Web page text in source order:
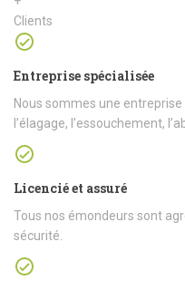
Clients
Entreprise spécialisée
Nous sommes une
l’élagage, l’essouchement,
Licencié et assuré
Tous nos émondeurs sont
sécurité.